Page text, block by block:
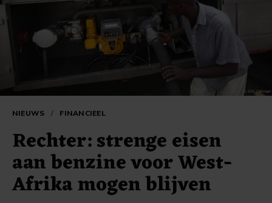
NIEUWS / FINANCIEEL
Rechter: strenge eisen
aan benzine voor West-
Afrika mogen blijven